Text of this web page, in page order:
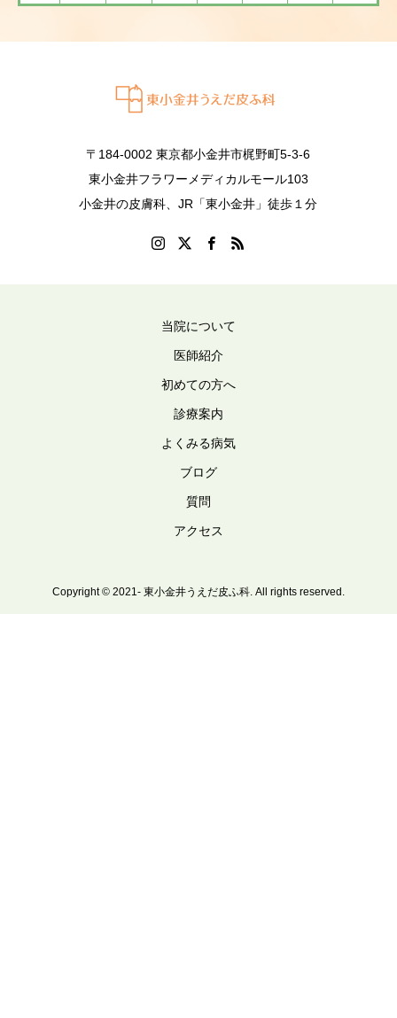
〒184-0002 東京都小金井市梶野町5-3-6
東小金井フラワーメディカルモール103
小金井の皮膚科、JR「東小金井」徒歩１分
当院について
医師紹介
初めての方へ
診療案内
よくみる病気
ブログ
質問
アクセス
Copyright © 2021- 東小金井うえだ皮ふ科. All rights reserved.